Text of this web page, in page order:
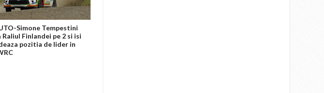
Simone Tempestini
Finlandei pe 2 si isi
pozitia de lider in